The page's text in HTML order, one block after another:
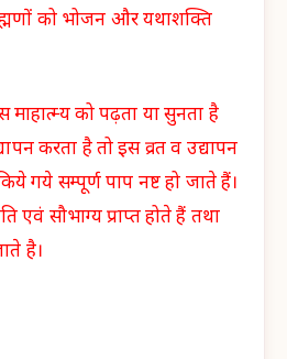
को भोजन और यथाशक्ति
को पढ़ता या सुनता है
करता है तो इस व्रत व उद्यापन
गये सम्पूर्ण पाप नष्ट हो जाते हैं।
सौभाग्य प्राप्त होते हैं तथा
है।